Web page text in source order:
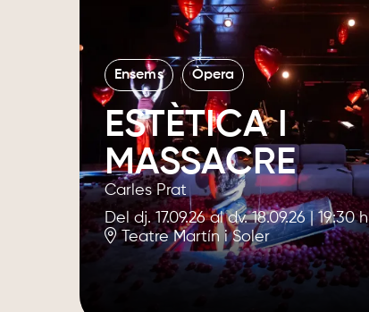
Ensems Òpera
ESTÈTICA I
MASSACRE
Carles Prat
Del dj. 17.09.26al dv. 18.09.26|19:30 h
Teatre Martín i Soler